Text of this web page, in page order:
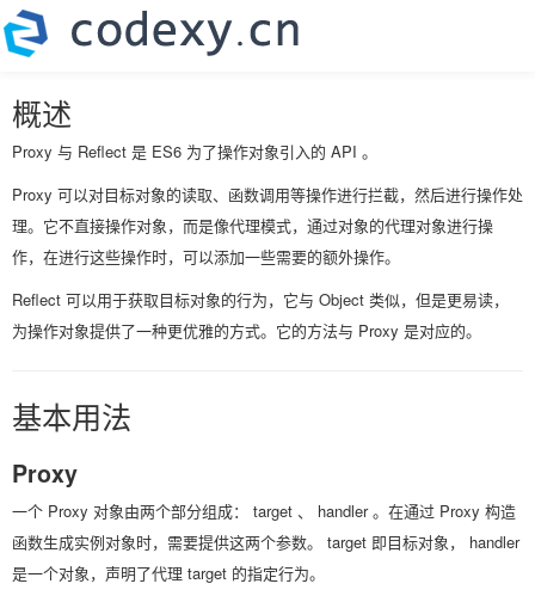
概述
Proxy 与 Reflect 是 ES6 为了操作对象引入的 API 。
Proxy 可以对目标对象的读取、函数调用等操作进行拦截，然后进行操作处
理。它不直接操作对象，而是像代理模式，通过对象的代理对象进行操
作，在进行这些操作时，可以添加一些需要的额外操作。
Reflect 可以用于获取目标对象的行为，它与 Object 类似，但是更易读，
为操作对象提供了一种更优雅的方式。它的方法与 Proxy 是对应的。
基本用法
Proxy
一个 Proxy 对象由两个部分组成： target 、 handler 。在通过 Proxy 构造
函数生成实例对象时，需要提供这两个参数。 target 即目标对象， handler
是一个对象，声明了代理 target 的指定行为。